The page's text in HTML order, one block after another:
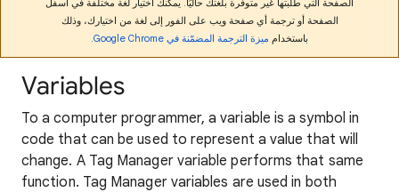
الصفحة التي طلبتها غير متوفرة بلغتك حاليًا. يمكنك اختيار لغة مختلفة في أسفل
الصفحة أو ترجمة أي صفحة ويب على الفور إلى لغة من اختيارك، وذلك
باستخدام ميزة الترجمة المضمّنة في Google Chrome .
Variables
To a computer programmer, a variable is a symbol in
code that can be used to represent a value that will
change. A Tag Manager variable performs that same
function. Tag Manager variables are used in both